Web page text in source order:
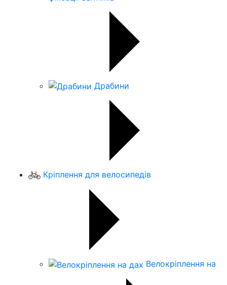
Драбини
Кріплення для велосипедів
Велокріплення на